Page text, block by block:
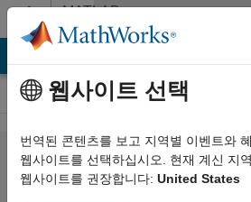
콘텐츠로 바로 가기
MATLAB
Answers
How is the
"vectorized
웹사이트 선택
번역된 콘텐츠를 보고 지역별 이벤트와
웹사이트를 선택하십시오. 현재 계신 지
웹사이트를 권장합니다: United States